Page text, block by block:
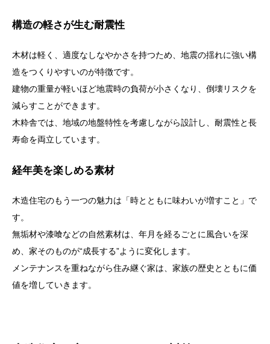
構造の軽さが生む耐震性
木材は軽く、適度なしなやかさを持つため、地震の揺れに強い構
造をつくりやすいのが特徴です。
建物の重量が軽いほど地震時の負荷が小さくなり、倒壊リスクを
減らすことができます。
木粋舎では、地域の地盤特性を考慮しながら設計し、耐震性と長
寿命を両立しています。
経年美を楽しめる素材
木造住宅のもう一つの魅力は「時とともに味わいが増すこと」で
す。
無垢材や漆喰などの自然素材は、年月を経るごとに風合いを深
め、家そのものが“成長する”ように変化します。
メンテナンスを重ねながら住み継ぐ家は、家族の歴史とともに価
値を増していきます。